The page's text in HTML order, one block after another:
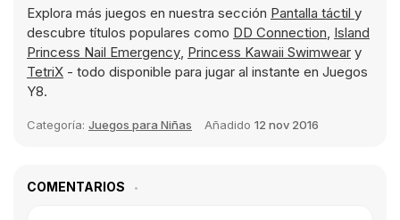
Explora más juegos en nuestra sección Pantalla táctil y
descubre títulos populares como DD Connection, Island
Princess Nail Emergency, Princess Kawaii Swimwear y
TetriX - todo disponible para jugar al instante en Juegos
Y8.
Categoría: Juegos para Niñas Añadido 12 nov 2016
COMENTARIOS